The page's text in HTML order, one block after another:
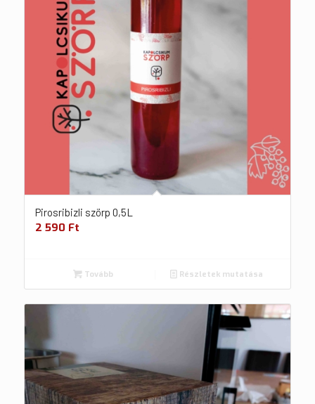
Pirosribizli szörp 0,5L
2 590 Ft
Tovább Részletek mutatása